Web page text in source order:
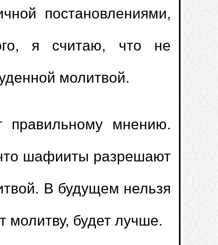
постановлениями,
я считаю, что не
молитвой.
правильному мнению.
шафииты разрешают
В будущем нельзя
молитву, будет лучше.
придерживается
молитвы
молитвы
Коран должным образом
1.Совершение молитвы
Откладывание полуденной